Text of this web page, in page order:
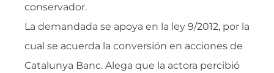
conservador.
La demandada se apoya en la ley 9/2012, por la
cual se acuerda la conversión en acciones de
Catalunya Banc. Alega que la actora percibió